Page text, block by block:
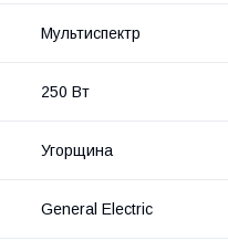
Мультиспектр
250 Вт
Угорщина
General Electric